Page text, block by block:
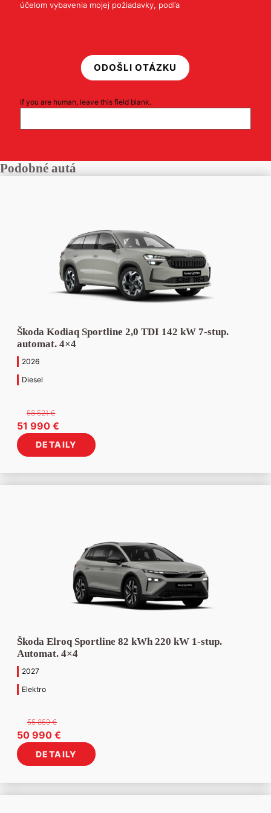
účelom vybavenia mojej požiadavky, podľa
ODOŠLI OTÁZKU
If you are human, leave this field blank.
Podobné autá
Škoda Kodiaq Sportline 2,0 TDI 142 kW 7-stup.
automat. 4×4
2026
Diesel
58 521€
Pôvodná
cena
bola:
521 €.
51 990 €Aktuálna
cena
je:
990 €.
DETAILY
Škoda Elroq Sportline 82 kWh 220 kW 1-stup.
Automat. 4×4
2027
Elektro
55 859€
Pôvodná
cena
bola:
859 €.
50 990 €Aktuálna
cena
je:
990 €.
DETAILY